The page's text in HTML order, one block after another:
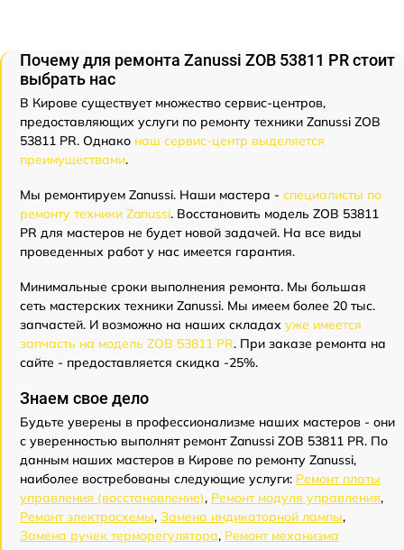
Почему для ремонта Zanussi ZOB 53811 PR стоит
выбрать нас
В Кирове существует множество сервис-центров,
предоставляющих услуги по ремонту техники Zanussi ZOB
53811 PR. Однако наш сервис-центр выделяется
преимуществами.
Мы ремонтируем Zanussi. Наши мастера - специалисты по
ремонту техники Zanussi. Восстановить модель ZOB 53811
PR для мастеров не будет новой задачей. На все виды
проведенных работ у нас имеется гарантия.
Минимальные сроки выполнения ремонта. Мы большая
сеть мастерских техники Zanussi. Мы имеем более 20 тыс.
запчастей. И возможно на наших складах уже имеется
запчасть на модель ZOB 53811 PR. При заказе ремонта на
сайте - предоставляется скидка -25%.
Знаем свое дело
Будьте уверены в профессионализме наших мастеров - они
с уверенностью выполнят ремонт Zanussi ZOB 53811 PR. По
данным наших мастеров в Кирове по ремонту Zanussi,
наиболее востребованы следующие услуги: Ремонт платы
управления (восстановление), Ремонт модуля управления,
Ремонт электросхемы, Замена индикаторной лампы,
Замена ручек терморегулятора, Ремонт механизма